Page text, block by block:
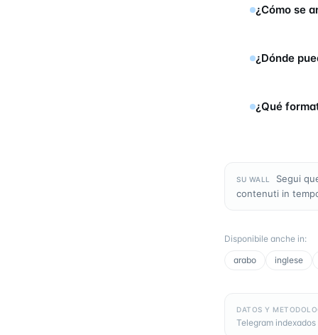
¿Cómo se
¿Dónde
¿Qué
SU WALL
Segui
contenuti in
Disponibile anche in:
arabo
inglese
DATOS Y
Telegram